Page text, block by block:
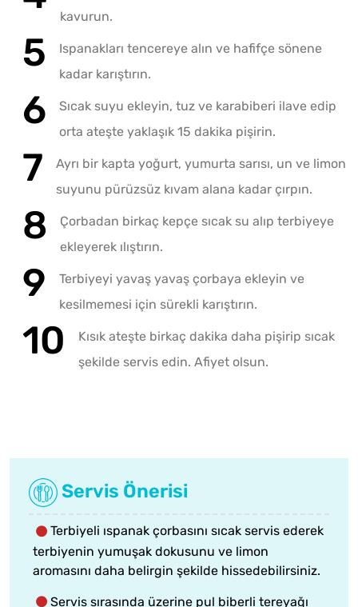
kavurun.
Ispanakları tencereye alın ve hafifçe sönene
kadar karıştırın.
Sıcak suyu ekleyin, tuz ve karabiberi ilave edip
orta ateşte yaklaşık 15 dakika pişirin.
Ayrı bir kapta yoğurt, yumurta sarısı, un ve limon
suyunu pürüzsüz kıvam alana kadar çırpın.
Çorbadan birkaç kepçe sıcak su alıp terbiyeye
ekleyerek ılıştırın.
Terbiyeyi yavaş yavaş çorbaya ekleyin ve
kesilmemesi için sürekli karıştırın.
Kısık ateşte birkaç dakika daha pişirip sıcak
şekilde servis edin. Afiyet olsun.
Servis Önerisi
Terbiyeli ıspanak çorbasını sıcak servis ederek
terbiyenin yumuşak dokusunu ve limon
aromasını daha belirgin şekilde hissedebilirsiniz.
Servis sırasında üzerine pul biberli tereyağı